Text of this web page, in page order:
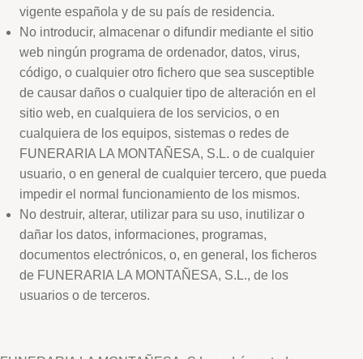
vigente española y de su país de residencia.
No introducir, almacenar o difundir mediante el sitio
web ningún programa de ordenador, datos, virus,
código, o cualquier otro fichero que sea susceptible
de causar daños o cualquier tipo de alteración en el
sitio web, en cualquiera de los servicios, o en
cualquiera de los equipos, sistemas o redes de
FUNERARIA LA MONTAÑESA, S.L. o de cualquier
usuario, o en general de cualquier tercero, que pueda
impedir el normal funcionamiento de los mismos.
No destruir, alterar, utilizar para su uso, inutilizar o
dañar los datos, informaciones, programas,
documentos electrónicos, o, en general, los ficheros
de FUNERARIA LA MONTAÑESA, S.L., de los
usuarios o de terceros.